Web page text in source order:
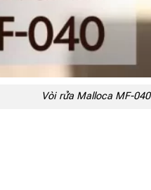
Vòi rửa Malloca MF-040